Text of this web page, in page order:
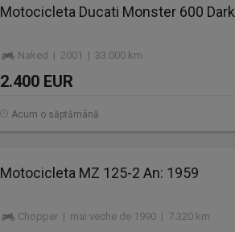
Motocicleta Ducati Monster 600 Dark
Naked | 2001 | 33.000 km
2.400 EUR
Acum o săptămână
Motocicleta MZ 125-2 An: 1959
Chopper | mai veche de 1990 | 7.320 km